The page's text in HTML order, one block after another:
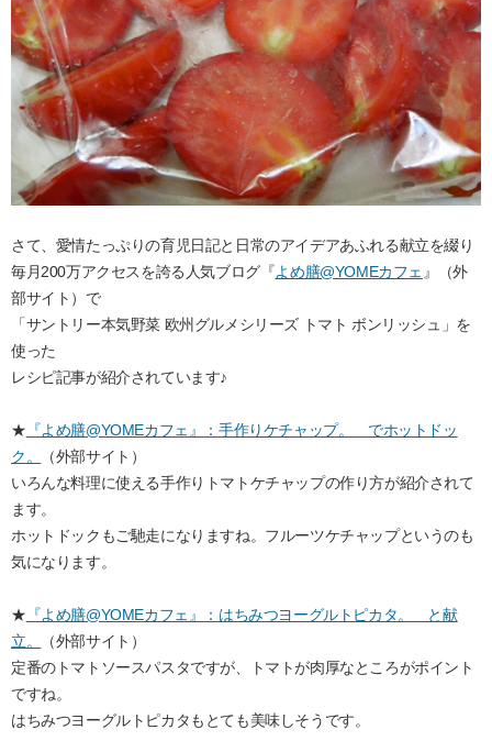
さて、愛情たっぷりの育児日記と日常のアイデアあふれる献立を綴り
毎月200万アクセスを誇る人気ブログ『よめ膳@YOMEカフェ 』（外
部サイト）で
「サントリー本気野菜 欧州グルメシリーズ トマト ボンリッシュ」を
使った
レシピ記事が紹介されています♪
★ 『よめ膳@YOMEカフェ』：手作りケチャップ。 でホットドッ
ク。
（外部サイト）
いろんな料理に使える手作りトマトケチャップの作り方が紹介されて
ます。
ホットドックもご馳走になりますね。フルーツケチャップというのも
気になります。
★ 『よめ膳@YOMEカフェ』：はちみつヨーグルトピカタ。 と献
立。
（外部サイト）
定番のトマトソースパスタですが、トマトが肉厚なところがポイント
ですね。
はちみつヨーグルトピカタもとても美味しそうです。